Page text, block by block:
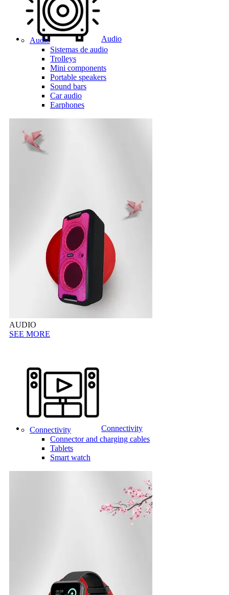
Audio
Audio
Sistemas de audio
Trolleys
Mini components
Portable speakers
Sound bars
Car audio
Earphones
AUDIO
SEE MORE
Connectivity
Connectivity
Connector and charging cables
Tablets
Smart watch